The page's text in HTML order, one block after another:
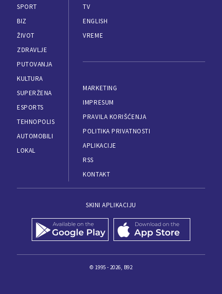
SPORT
BIZ
ŽIVOT
ZDRAVLJE
PUTOVANJA
KULTURA
SUPERŽENA
ESPORTS
TEHNOPOLIS
AUTOMOBILI
LOKAL
TV
ENGLISH
VREME
MARKETING
IMPRESUM
PRAVILA KORIŠĆENJA
POLITIKA PRIVATNOSTI
APLIKACIJE
RSS
KONTAKT
SKINI APLIKACIJU
© 1995 - 2026, B92